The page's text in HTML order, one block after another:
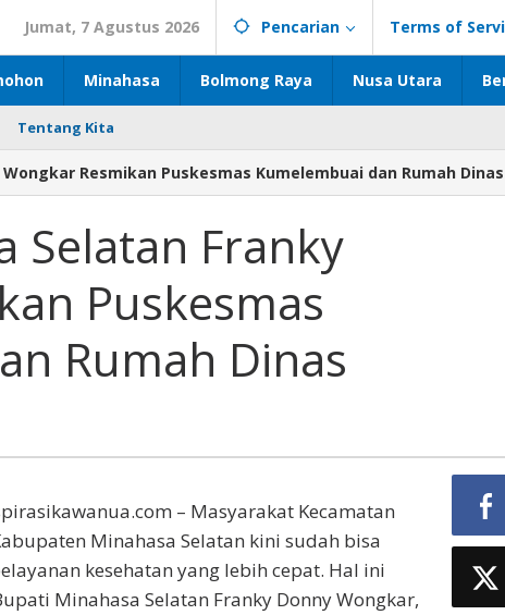
Jumat, 7 Agustus 2026 Pencarian Terms of
Minahasa Bolmong Raya Nusa Utara
Tentang Kita
Resmikan Puskesmas Kumelembuai dan Rumah Dinas
Selatan Franky
Puskesmas
Rumah Dinas
– Masyarakat Kecamatan
Minahasa Selatan kini sudah bisa
kesehatan yang lebih cepat. Hal ini
Minahasa Selatan Franky Donny Wongkar,